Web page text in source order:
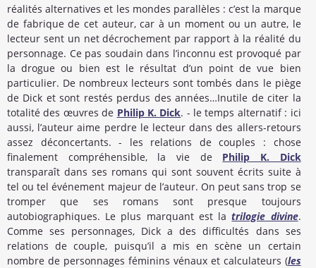
réalités alternatives et les mondes parallèles : c’est la marque
de fabrique de cet auteur, car à un moment ou un autre, le
lecteur sent un net décrochement par rapport à la réalité du
personnage. Ce pas soudain dans l’inconnu est provoqué par
la drogue ou bien est le résultat d’un point de vue bien
particulier. De nombreux lecteurs sont tombés dans le piège
de Dick et sont restés perdus des années…Inutile de citer la
totalité des œuvres de Philip K. Dick. - le temps alternatif : ici
aussi, l’auteur aime perdre le lecteur dans des allers-retours
assez déconcertants. - les relations de couples : chose
finalement compréhensible, la vie de Philip K. Dick
transparaît dans ses romans qui sont souvent écrits suite à
tel ou tel événement majeur de l’auteur. On peut sans trop se
tromper que ses romans sont presque toujours
autobiographiques. Le plus marquant est latrilogie divine.
Comme ses personnages, Dick a des difficultés dans ses
relations de couple, puisqu’il a mis en scène un certain
nombre de personnages féminins vénaux et calculateurs (les